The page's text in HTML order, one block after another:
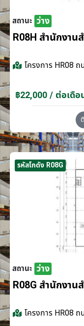
สถานะ ว่าง
R08H สำนักงาน
โครงการ HR08 ถ
฿22,000 / ต่อเดือ
รหัสโกดัง R08G
สถานะ ว่าง
R08G สำนักงาน
โครงการ HR08 ถ